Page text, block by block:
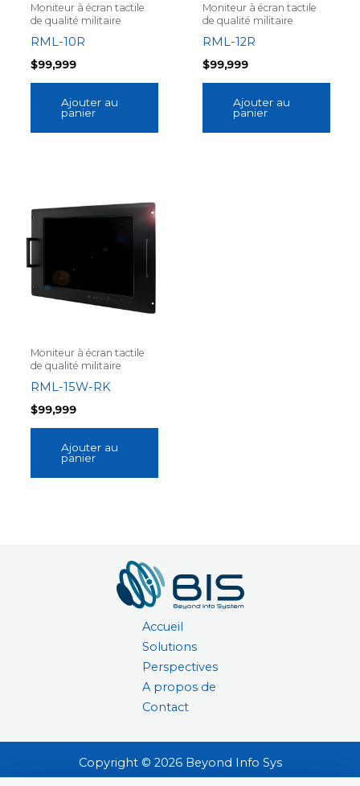
Moniteur à écran tactile
de qualité militaire
RML-10R
$99,999
Ajouter au
panier
Moniteur à écran tactile
de qualité militaire
RML-12R
$99,999
Ajouter au
panier
Moniteur à écran tactile
de qualité militaire
RML-15W-RK
$99,999
Ajouter au
panier
Accueil
Solutions
Perspectives
A propos de
Contact
Copyright © 2026 Beyond Info Sys